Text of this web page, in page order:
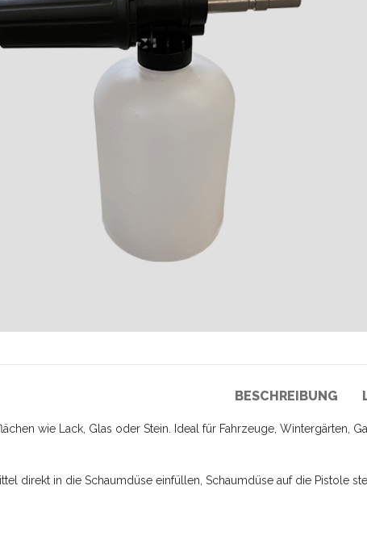
BESCHREIBUNG
wie Lack, Glas oder Stein. Ideal für Fahrzeuge, Wintergärten,
direkt in die Schaumdüse einfüllen, Schaumdüse auf die Pistole